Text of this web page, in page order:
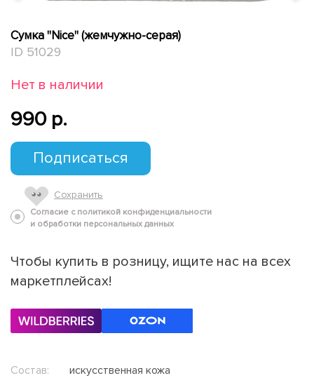
Сумка "Nice" (жемчужно-серая)
ID 51029
Нет в наличии
990 p.
Подписаться
Сохранить
Согласие с политикой конфиденциальности
и обработки персональных данных
Чтобы купить в розницу, ищите нас на всех
маркетплейсах!
Состав: искусственная кожа